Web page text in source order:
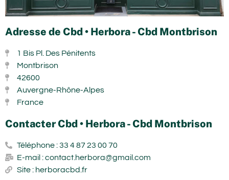
Adresse de Cbd • Herbora - Cbd Montbrison
1 Bis Pl. Des Pénitents
Montbrison
42600
Auvergne-Rhône-Alpes
France
Contacter Cbd • Herbora - Cbd Montbrison
Téléphone : 33 4 87 23 00 70
E-mail : contact.herbora@gmail.com
Site : herboracbd.fr